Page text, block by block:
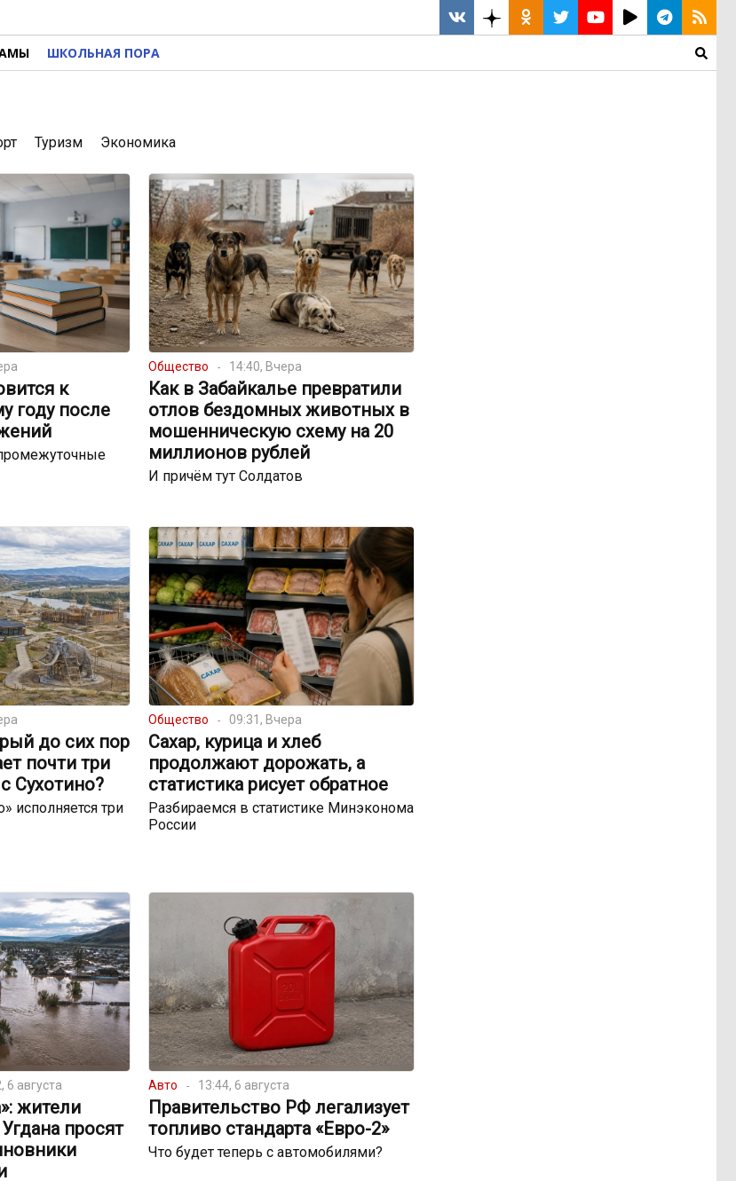
ШКОЛЬНАЯ ПОРА
Туризм Экономика
к
году после
Общество 14:40, Вчера
Как в Забайкалье превратили
отлов бездомных животных в
мошенническую схему на 20
миллионов рублей
И причём тут Солдатов
до сих пор
почти три
Сухотино?
исполняется три
Общество 09:31, Вчера
Сахар, курица и хлеб
продолжают дорожать, а
статистика рисует обратное
Разбираемся в статистике Минэконома
России
6 августа
жители
просят
Авто 13:44, 6 августа
Правительство РФ легализует
топливо стандарта «Евро-2»
Что будет теперь с автомобилями?